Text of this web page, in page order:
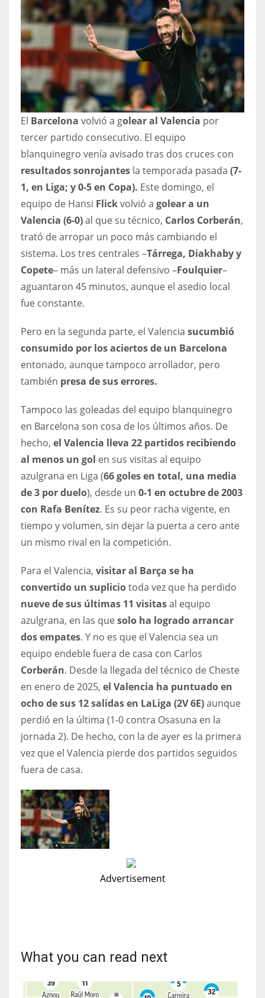
3
ATL
24
IND
34
MIN
6
DEN
24
PIT
20
16
19
NYG
24
MIA
17
22
WSH
26
El Barcelona volvió a golear al Valencia por
tercer partido consecutivo. El equipo
blanquinegro venía avisado tras dos cruces con
resultados sonrojantes la temporada pasada (7-
1, en Liga; y 0-5 en Copa). Este domingo, el
equipo de Hansi Flickvolvió a golear a un
Valencia (6-0)al que su técnico, Carlos Corberán,
trató de arropar un poco más cambiando el
sistema. Los tres centrales –Tárrega, Diakhaby y
Copete– más un lateral defensivo –Foulquier–
aguantaron 45 minutos, aunque el asedio local
fue constante.
Pero en la segunda parte, el Valencia sucumbió
consumido por los aciertos de un Barcelona
entonado, aunque tampoco arrollador, pero
también presa de sus errores.
Tampoco las goleadas del equipo blanquinegro
en Barcelona son cosa de los últimos años. De
hecho, el Valencia lleva 22 partidos recibiendo
al menos un gol en sus visitas al equipo
azulgrana en Liga (66 goles en total, una media
de 3 por duelo), desde un 0-1 en octubre de 2003
con Rafa Benítez. Es su peor racha vigente, en
tiempo y volumen, sin dejar la puerta a cero ante
un mismo rival en la competición.
Para el Valencia, visitar al Barça se ha
convertido un supliciotoda vez que ha perdido
nueve de sus últimas 11 visitasal equipo
azulgrana, en las quesolo ha logrado arrancar
dos empates. Y no es que el Valencia sea un
equipo endeble fuera de casa con Carlos
Corberán. Desde la llegada del técnico de Cheste
en enero de 2025, el Valencia ha puntuado en
ocho de sus 12 salidas en LaLiga (2V 6E)aunque
perdió en la última (1-0 contra Osasuna en la
jornada 2). De hecho, con la de ayer es la primera
vez que el Valencia pierde dos partidos seguidos
fuera de casa.
Advertisement
What you can read next